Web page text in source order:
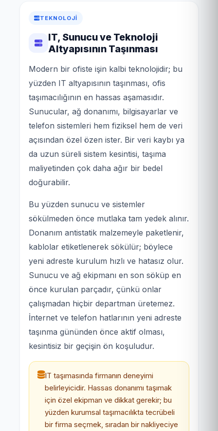
TEKNOLOJI
IT, Sunucu ve Teknoloji
Altyapısının Taşınması
Modern bir ofiste işin kalbi teknolojidir; bu
yüzden IT altyapısının taşınması, ofis
taşımacılığının en hassas aşamasıdır.
Sunucular, ağ donanımı, bilgisayarlar ve
telefon sistemleri hem fiziksel hem de veri
açısından özel özen ister. Bir veri kaybı ya
da uzun süreli sistem kesintisi, taşıma
maliyetinden çok daha ağır bir bedel
doğurabilir.
Bu yüzden sunucu ve sistemler
sökülmeden önce mutlaka tam yedek alınır.
Donanım antistatik malzemeyle paketlenir,
kablolar etiketlenerek sökülür; böylece
yeni adreste kurulum hızlı ve hatasız olur.
Sunucu ve ağ ekipmanı en son söküp en
önce kurulan parçadır, çünkü onlar
çalışmadan hiçbir departman üretemez.
İnternet ve telefon hatlarının yeni adreste
taşınma gününden önce aktif olması,
kesintisiz bir geçişin ön koşuludur.
IT taşımasında firmanın deneyimi
belirleyicidir. Hassas donanımı taşımak
için özel ekipman ve dikkat gerekir; bu
yüzden kurumsal taşımacılıkta tecrübeli
bir firma seçmek, sıradan bir nakliyeciye